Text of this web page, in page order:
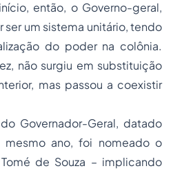
então, o Governo-geral,
ser um sistema unitário, tendo
do poder na colônia.
não surgiu em substituição
mas passou a coexistir
Governador-Geral, datado
ano, foi nomeado o
de Souza – implicando